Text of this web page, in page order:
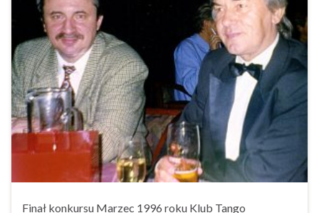
Finał konkursu Marzec 1996 roku Klub Tango